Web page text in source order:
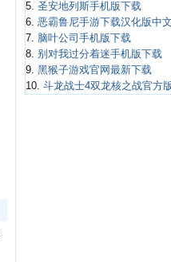
5. 圣安地列斯手机版下载
6. 恶霸鲁尼手游下载汉化版中
7. 脑叶公司手机版下载
8. 别对我过分着迷手机版下载
9. 黑猴子游戏官网最新下载
10. 斗龙战士4双龙核之战官方